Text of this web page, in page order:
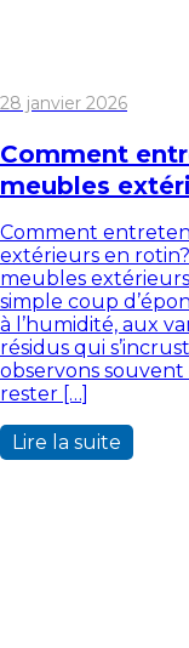
28 janvier 2026
Comment
meubles
Comment
extérieurs en
meubles
simple coup
à l’humidité, aux
résidus qui
observons
rester […]
Lire la suite